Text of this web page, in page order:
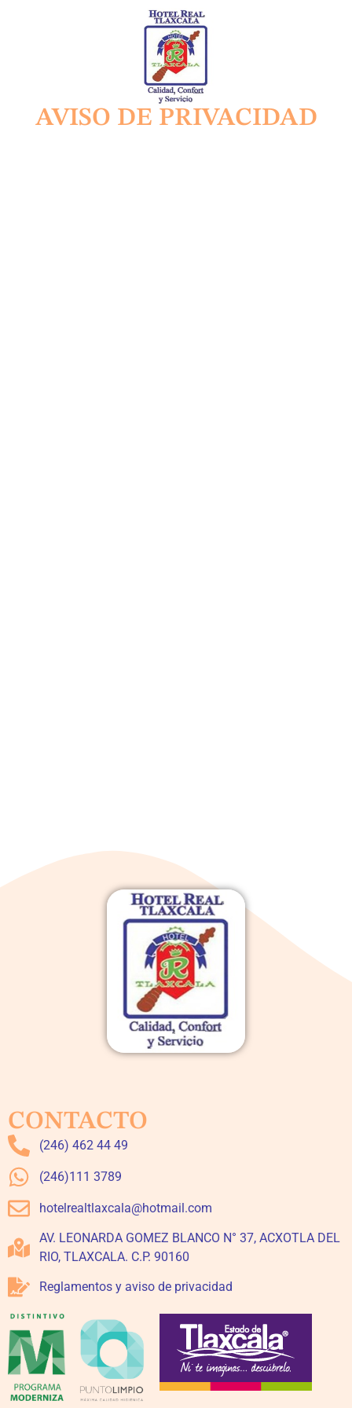
AVISO DE PRIVACIDAD
CONTACTO
(246) 462 44 49
(246)111 3789
hotelrealtlaxcala@hotmail.com
AV. LEONARDA GOMEZ BLANCO N° 37, ACXOTLA DEL
RIO, TLAXCALA. C.P. 90160
Reglamentos y aviso de privacidad